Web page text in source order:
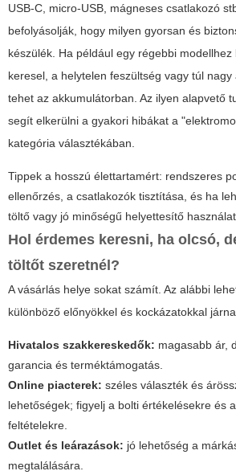
USB-C, micro-USB, mágneses csatlakozó
befolyásolják, hogy milyen gyorsan és
készülék. Ha például egy régebbi
keresel, a helytelen feszültség vagy túl
tehet az akkumulátorban. Az ilyen alapvető
segít elkerülni a gyakori hibákat a
kategória választékában.
Tippek a hosszú élettartamért: rendszeres
ellenőrzés, a csatlakozók tisztítása, és ha
töltő vagy jó minőségű helyettesítő
Hol érdemes keresni, ha olcsó,
töltőt szeretnél?
A vásárlás helye sokat számít. Az alábbi
különböző előnyökkel és kockázatokkal
Hivatalos szakkereskedők: magasabb ár,
garancia és terméktámogatás.
Online piacterek: széles választék és
lehetőségek; figyelj a bolti értékelésekre és
feltételekre.
Outlet és leárazások: jó lehetőség a
megtalálására.